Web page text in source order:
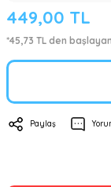
449,00 TL
*45,73 TL den
Paylaş